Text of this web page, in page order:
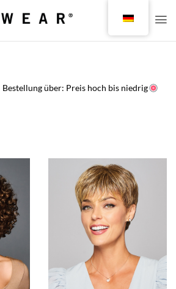
Bestellung über: Preis hoch bis niedrig